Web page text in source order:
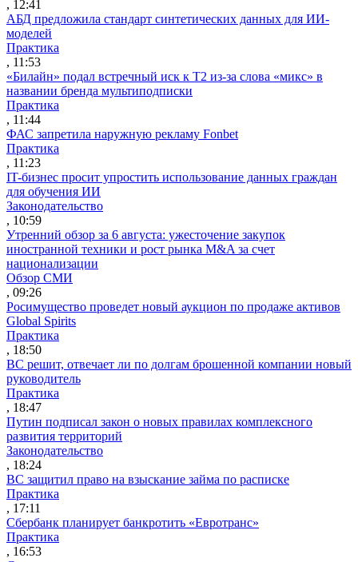
, 12:41
АБД предложила стандарт синтетических данных для ИИ-
моделей
Практика
, 11:53
«Билайн» подал встречный иск к Т2 из-за слова «микс» в
названии бренда мультиподписки
Практика
, 11:44
ФАС запретила наружную рекламу Fonbet
Практика
, 11:23
IT-бизнес просит упростить использование данных граждан
для обучения ИИ
Законодательство
, 10:59
Утренний обзор за 6 августа: ужесточение закупок
иностранной техники и рост рынка M&A за счет
национализации
Обзор СМИ
, 09:26
Росимущество проведет новый аукцион по продаже активов
Global Spirits
Практика
, 18:50
ВС решит, отвечает ли по долгам брошенной компании новый
руководитель
Практика
, 18:47
Путин подписал закон о новых правилах комплексного
развития территорий
Законодательство
, 18:24
ВС защитил право на взыскание займа по расписке
Практика
, 17:11
Сбербанк планирует банкротить «Евротранс»
Практика
, 16:53